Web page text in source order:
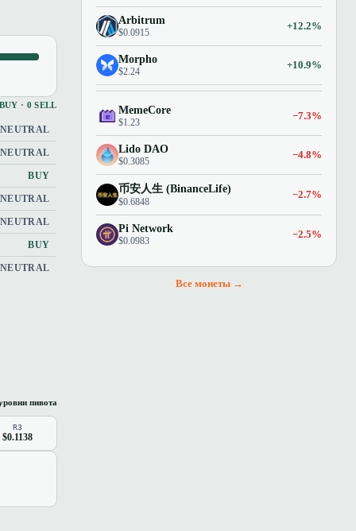
· 0 SELL
NEUTRAL
NEUTRAL
BUY
NEUTRAL
NEUTRAL
BUY
NEUTRAL
пивота
R3
$0.1138
Arbitrum
$0.0915
+12.2%
Morpho
$2.24
+10.9%
MemeCore
$1.23
−7.3%
Lido DAO
$0.3085
−4.8%
币安人生 (BinanceLife)
$0.6848
−2.7%
Pi Network
$0.0983
−2.5%
Все монеты →